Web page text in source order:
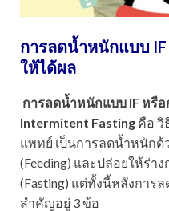
การลดน้ำหนักแบบ IF
ให้ได้ผล
การลดน้ำหนักแบบ IF หรื
Intermitent Fasting คือ
แพทย์ เป็นการลดน้ำหนักด้
(Feeding) และปล่อยให้ร่า
(Fasting) แต่ทั้งนี้หลังการ
สำคัญอยู่ 3 ข้อ